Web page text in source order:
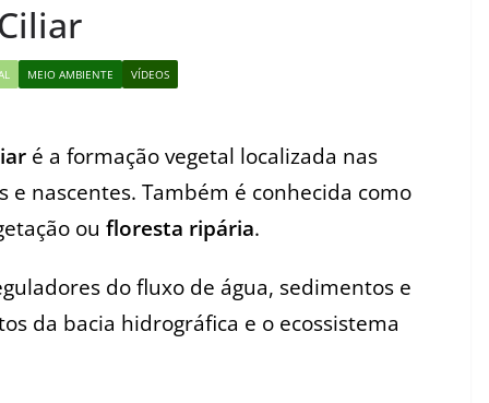
MEIO AMBIENTE VÍDEOS
é a formação vegetal localizada nas
e nascentes. Também é conhecida como
ou floresta ripária.
do fluxo de água, sedimentos e
da bacia hidrográfica e o ecossistema